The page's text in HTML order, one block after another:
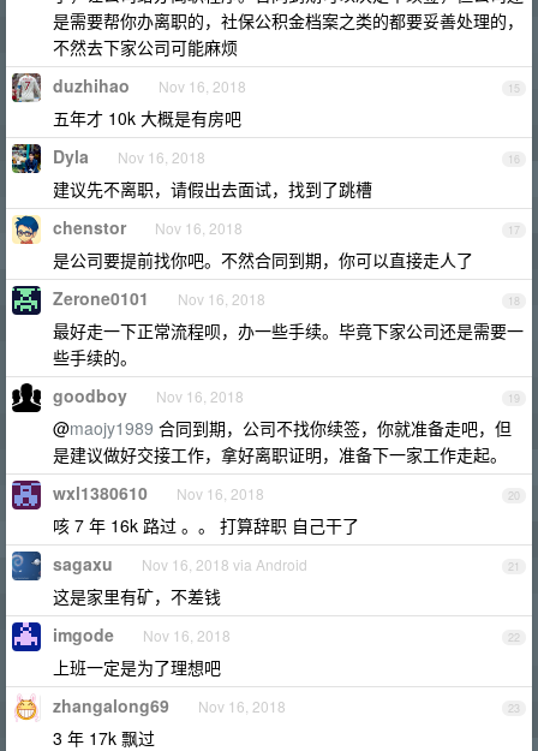
是需要帮你办离职的，社保公积金档案之类的都要妥善处理的，
不然去下家公司可能麻烦
15
duzhihao Nov 16, 2018
五年才 10k 大概是有房吧
16
Dyla Nov 16, 2018
建议先不离职，请假出去面试，找到了跳槽
17
chenstor Nov 16, 2018
是公司要提前找你吧。不然合同到期，你可以直接走人了
18
Zerone0101 Nov 16, 2018
最好走一下正常流程呗，办一些手续。毕竟下家公司还是需要一
些手续的。
19
goodboy Nov 16, 2018
@maojy1989 合同到期，公司不找你续签，你就准备走吧，但
是建议做好交接工作，拿好离职证明，准备下一家工作走起。
20
wxl1380610 Nov 16, 2018
咳 7 年 16k 路过 。。 打算辞职 自己干了
21
sagaxu Nov 16, 2018 via Android
这是家里有矿，不差钱
22
imgode Nov 16, 2018
上班一定是为了理想吧
23
zhangalong69 Nov 16, 2018
3 年 17k 飘过